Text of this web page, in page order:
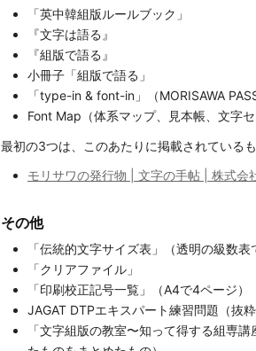
「英中韓組版ルールブック」
『文字は語る』
『組版で語る』
小冊子「組版で語る」
「type-in & font-in」（MORISAWA
Font Map（体系マップ、見本帳、文字セ
最初の3つは、このあたりに掲載されているも
モリサワの発行物 | 文字の手帖 | 株式会
その他
「伝統的文字サイズ表」（透明の級数
「クリアファイル」
「印刷校正記号一覧」（A4で4ページ）
JAGAT DTPエキスパート練習問題（抜
「文字組版の教室〜知って得する組専